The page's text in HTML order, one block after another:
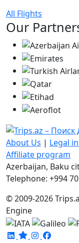
All Flights
Our
About Us | Legal
Affiliate program
Azerbaijan, Baku
Telephone: +994
© 2009-2026
Engine